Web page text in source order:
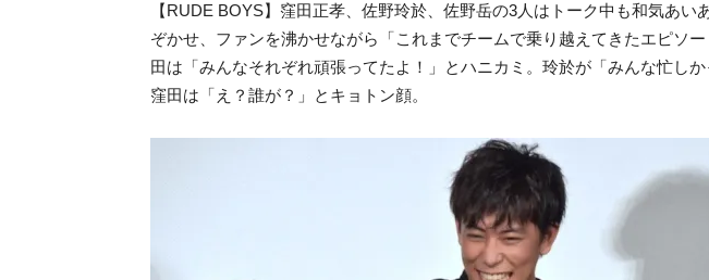
【RUDE BOYS】窪田正孝、佐野玲於、佐野岳の3人はトーク中も和気あい
ぞかせ、ファンを沸かせながら「これまでチームで乗り越えてきたエピソ
田は「みんなそれぞれ頑張ってたよ！」とハニカミ。玲於が「みんな忙しか
窪田は「え？誰が？」とキョトン顔。